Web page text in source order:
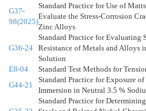
G37-
98(2025)
Standard Practice for Use of
Evaluate the Stress-Corrosion
Zinc Alloys
G36-24
Standard Practice for Evaluating
Resistance of Metals and
Solution
E8-04
Standard Test Methods for
G44-21
Standard Practice for Exposure
Immersion in Neutral 3.5 %
Standard Practice for